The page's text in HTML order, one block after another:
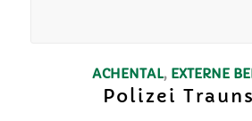
ACHENTAL, EXTERNE
Polizei